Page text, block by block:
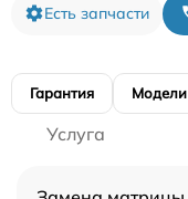
Есть запчасти
Гарантия Модели
Услуга